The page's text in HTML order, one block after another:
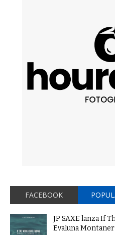
FACEBOOK
JP SAXE lanza If
Evaluna Montaner